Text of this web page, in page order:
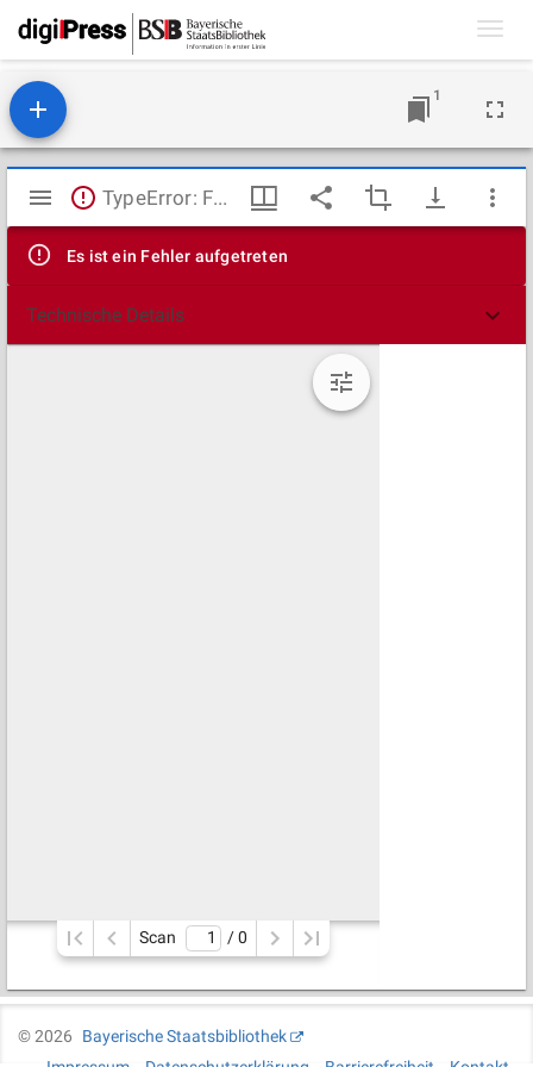
1
Mirador
Viewer
TypeError: Failed to fetch
Es ist ein Fehler aufgetreten
Technische Details
Scan / 0
©2026
Bayerische Staatsbibliothek